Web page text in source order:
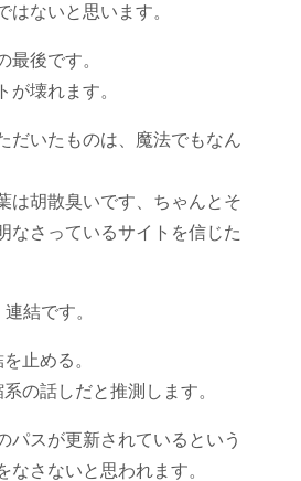
はないと思います。
最後です。
が壊れます。
だいたものは、魔法でもなん
は胡散臭いです、ちゃんとそ
なさっているサイトを信じた
結です。
止める。
の話しだと推測します。
パスが更新されているという
なさないと思われます。